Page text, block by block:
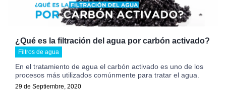
¿Qué es la filtración del agua por carbón activado?
Filtros de agua
En el tratamiento de agua el carbón activado es uno de los
procesos más utilizados comúnmente para tratar el agua.
29 de Septiembre, 2020